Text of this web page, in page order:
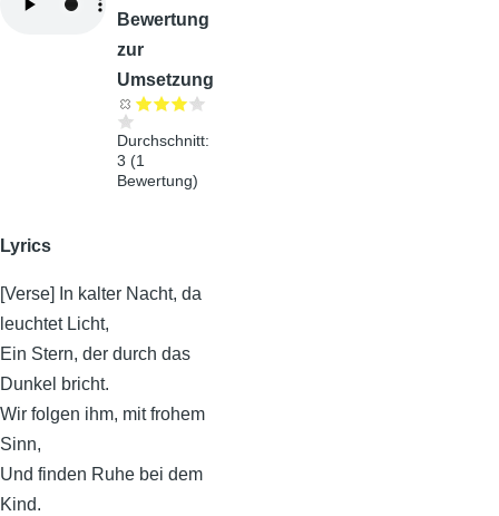
Bewertung
zur
Umsetzung
Durchschnitt:
3 (1
Bewertung)
Lyrics
[Verse] In kalter Nacht, da
leuchtet Licht,
Ein Stern, der durch das
Dunkel bricht.
Wir folgen ihm, mit frohem
Sinn,
Und finden Ruhe bei dem
Kind.